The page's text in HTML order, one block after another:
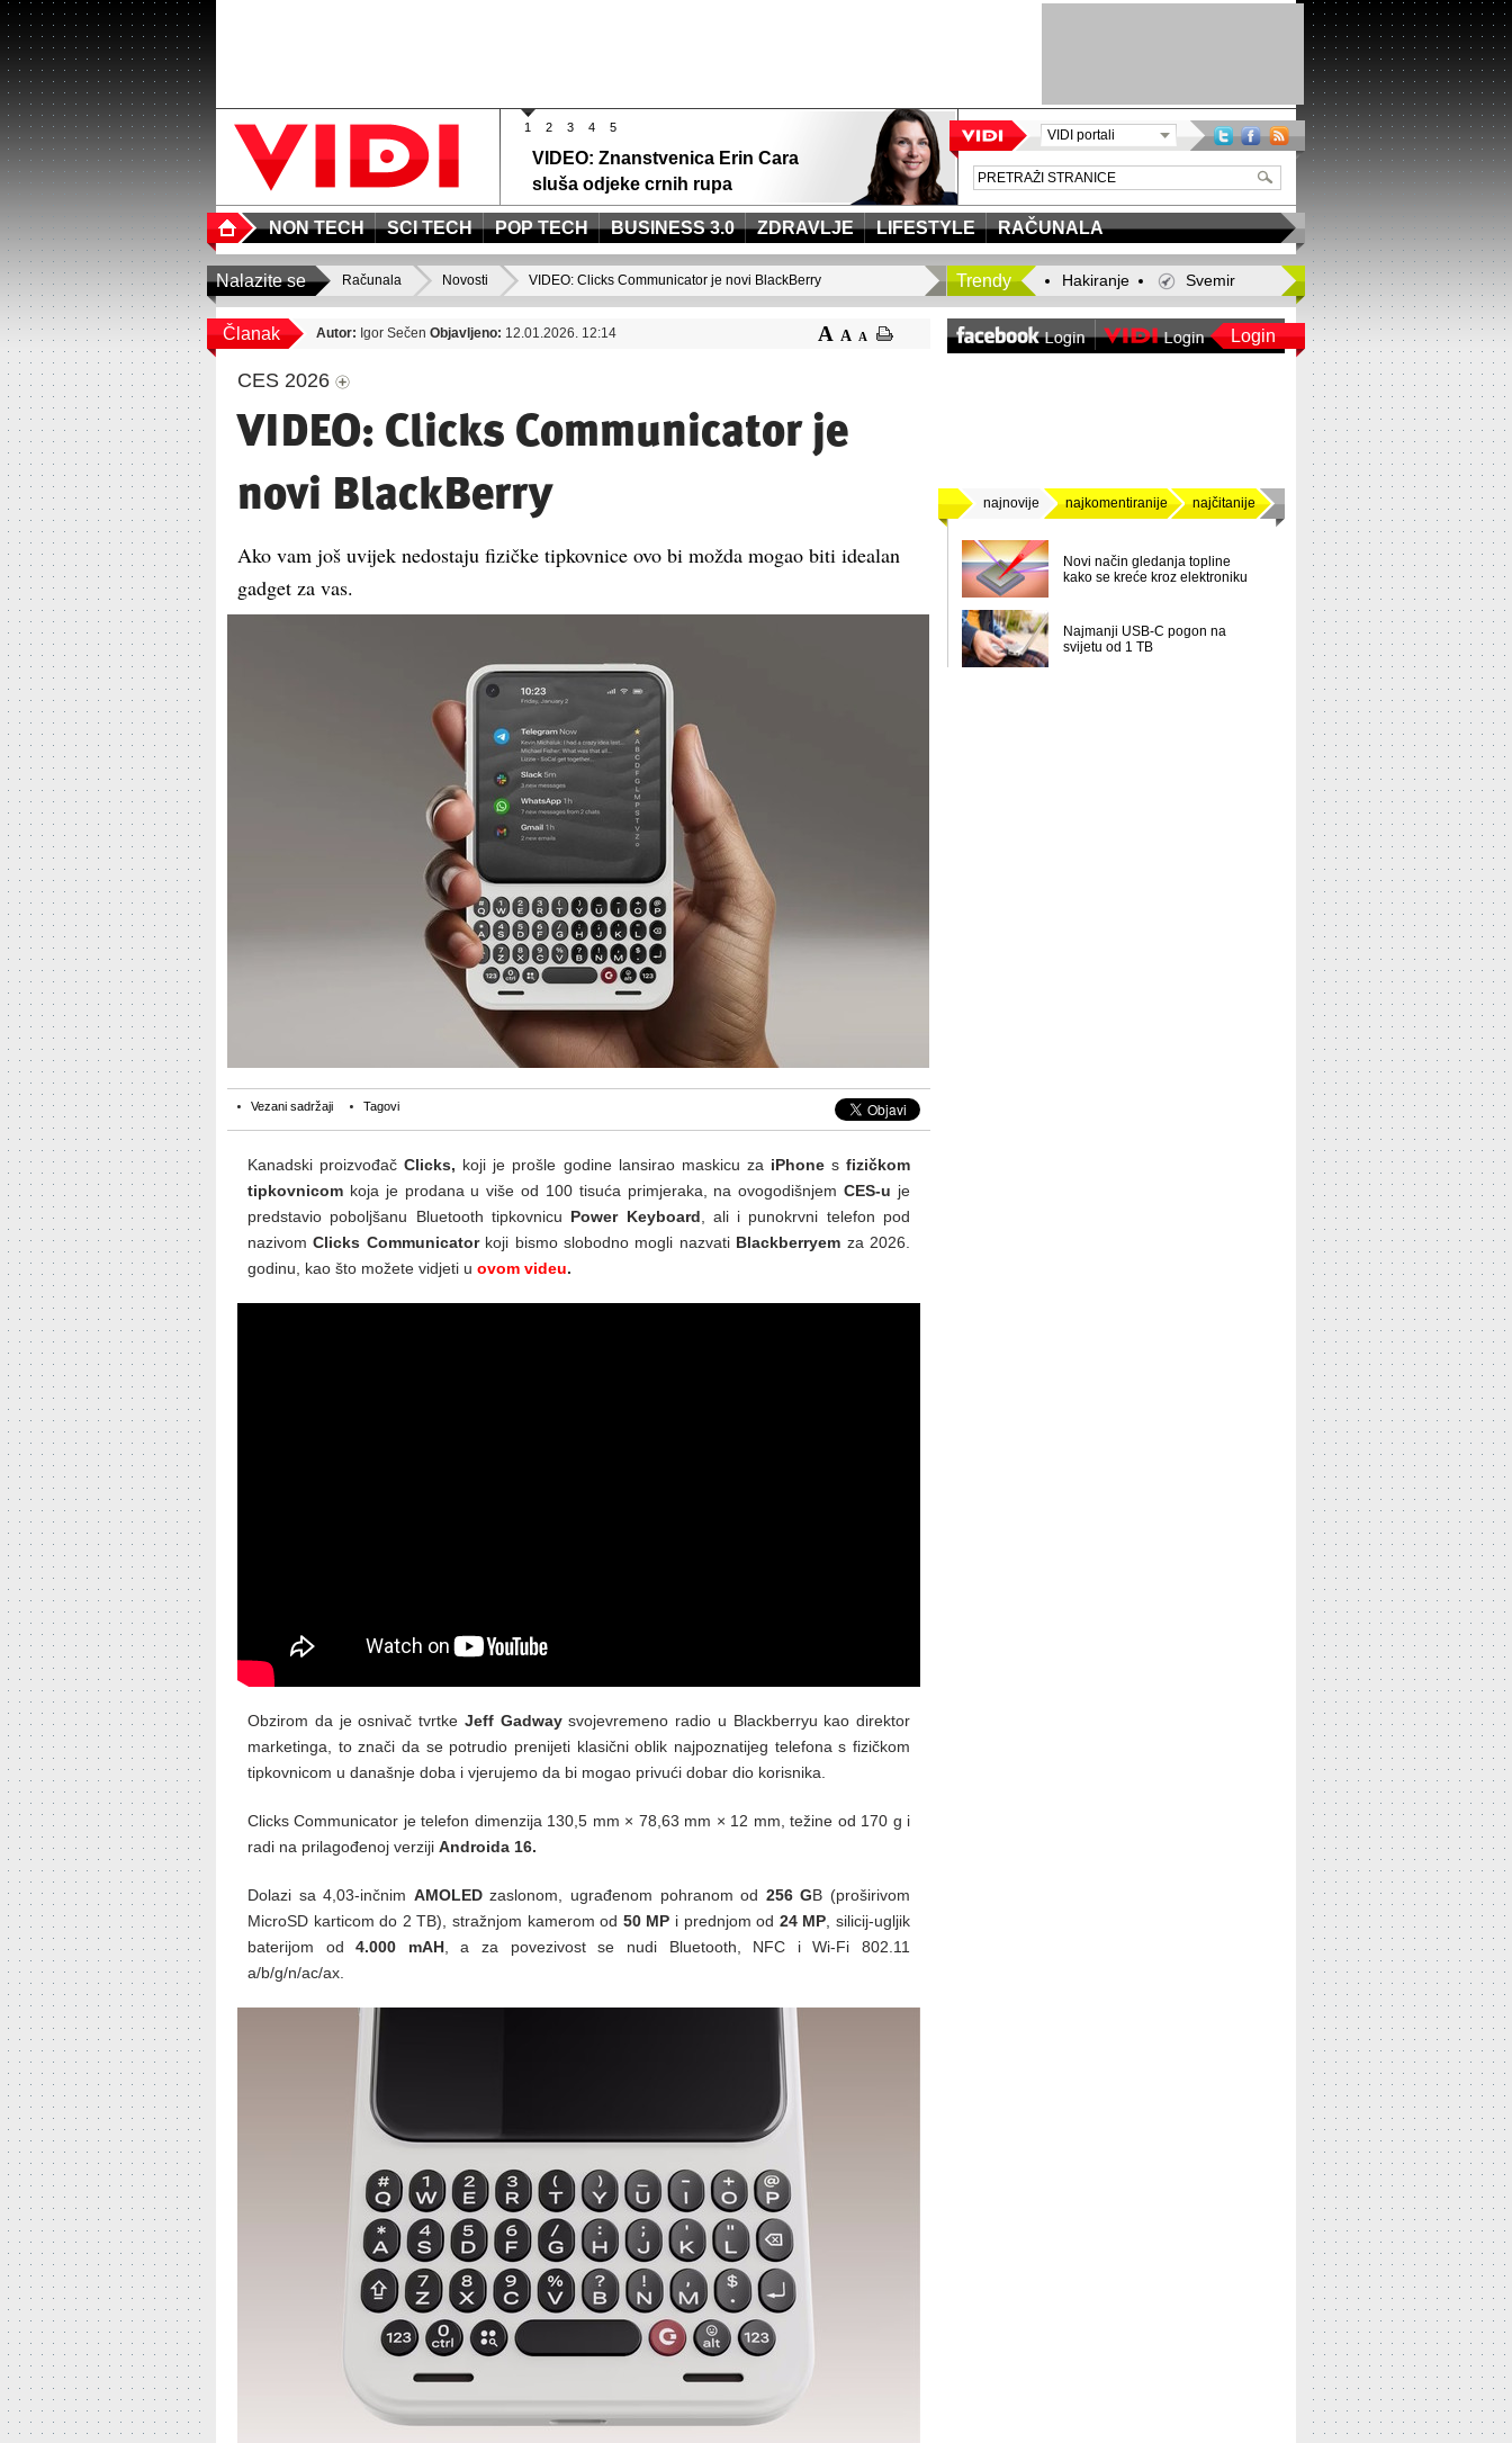
1 2 3 4 5
VIDEO: Znanstvenica Erin Cara
sluša odjeke crnih rupa
VIDI portali
NON TECH SCI TECH POP TECH BUSINESS 3.0 ZDRAVLJE LIFESTYLE RAČUNALA
Nalazite se Računala Novosti VIDEO: Clicks Communicator je novi BlackBerry Trendy Hakiranje Svemir
Članak Autor: Igor Sečen Objavljeno: 12.01.2026. 12:14 A A A
CES 2026
VIDEO: Clicks Communicator je
novi BlackBerry
Ako vam još uvijek nedostaju fizičke tipkovnice ovo bi možda mogao biti idealan
gadget za vas.
Vezani sadržaji Tagovi
Kanadski proizvođačClicks, koji je prošle godine lansirao maskicu za iPhonesfizičkom
tipkovnicom koja je prodana u više od 100 tisuća primjeraka, na ovogodišnjemCES-u je
predstavio poboljšanu Bluetooth tipkovnicu Power Keyboard , ali i punokrvni telefon pod
nazivomClicks Communicatorkoji bismo slobodno mogli nazvati Blackberryem za 2026.
godinu, kao što možete vidjeti u ovom videu.
Obzirom da je osnivač tvrtke Jeff Gadwaysvojevremeno radio u Blackberryu kao direktor
marketinga, to znači da se potrudio prenijeti klasični oblik najpoznatijeg telefona s fizičkom
tipkovnicom u današnje doba i vjerujemo da bi mogao privući dobar dio korisnika.
Clicks Communicator je telefon dimenzija 130,5 mm × 78,63 mm × 12 mm, težine od 170 g i
radi na prilagođenoj verziji Androida 16.
Dolazi sa 4,03-inčnim AMOLEDzaslonom, ugrađenom pohranom od 256 GB (proširivom
MicroSD karticom do 2 TB), stražnjom kamerom od 50 MP i prednjom od 24 MP , silicij-ugljik
baterijom od4.000 mAH, a za povezivost se nudi Bluetooth, NFC i Wi-Fi 802.11
a/b/g/n/ac/ax.
Login
najnovije najkomentiranije najčitanije
Novi način gledanja topline
kako se kreće kroz elektroniku
Najmanji USB-C pogon na
svijetu od 1 TB